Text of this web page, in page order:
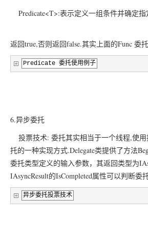
Predicate<T>:表示定义一组条件并确
返回true,否则返回false.其实上面的Func
Predicate 委托使用例子
6.异步委托
投票技术: 委托其实相当于一个线程,使
托的一种实现方式.Delegate类提供了方法
委托类型定义的输入参数，其返回类型为
IAsyncResult的IsCompleted属性可以判断委
异步委托投票技术